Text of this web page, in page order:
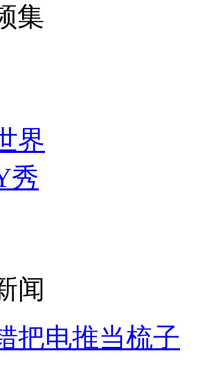
去植树
大战”
集
界
秀
闻
把电推当梳子